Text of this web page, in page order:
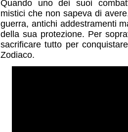
Quando uno dei suoi
mistici che non sapeva di
guerra, antichi addestramenti
della sua protezione. Per
sacrificare tutto per
Zodiaco.